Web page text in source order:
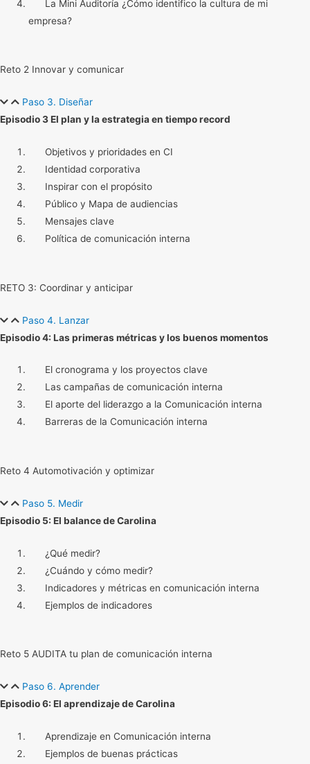
La Mini Auditoría ¿Cómo identifico la cultura de mi
empresa?
Reto 2 Innovar y comunicar
Paso 3. Diseñar
Episodio 3 El plan y la estrategia en tiempo record
Objetivos y prioridades en CI
Identidad corporativa
Inspirar con el propósito
Público y Mapa de audiencias
Mensajes clave
Política de comunicación interna
RETO 3: Coordinar y anticipar
Paso 4. Lanzar
Episodio 4: Las primeras métricas y los buenos momentos
El cronograma y los proyectos clave
Las campañas de comunicación interna
El aporte del liderazgo a la Comunicación interna
Barreras de la Comunicación interna
Reto 4 Automotivación y optimizar
Paso 5. Medir
Episodio 5: El balance de Carolina
¿Qué medir?
¿Cuándo y cómo medir?
Indicadores y métricas en comunicación interna
Ejemplos de indicadores
Reto 5 AUDITA tu plan de comunicación interna
Paso 6. Aprender
Episodio 6: El aprendizaje de Carolina
Aprendizaje en Comunicación interna
Ejemplos de buenas prácticas